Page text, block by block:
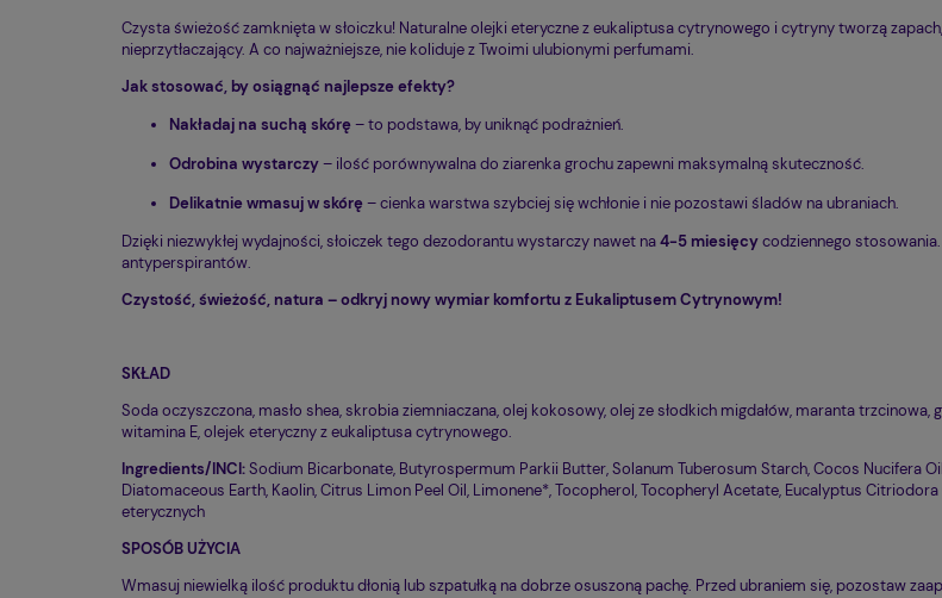
Czysta świeżość zamknięta w słoiczku! Naturalne olejki eteryczne z eukaliptusa cytrynowego i cytryny tworzą
nieprzytłaczający. A co najważniejsze, nie koliduje z Twoimi ulubionymi perfumami.
Jak stosować, by osiągnąć najlepsze efekty?
Nakładaj na suchą skórę– to podstawa, by uniknąć podrażnień.
Odrobina wystarczy– ilość porównywalna do ziarenka grochu zapewni maksymalną skuteczność.
Delikatnie wmasuj w skórę– cienka warstwa szybciej się wchłonie i nie pozostawi śladów na ubraniach.
Dzięki niezwykłej wydajności, słoiczek tego dezodorantu wystarczy nawet na4-5 miesięcycodziennego
antyperspirantów.
Czystość, świeżość, natura – odkryj nowy wymiar komfortu z Eukaliptusem Cytrynowym!
SKŁAD
Soda oczyszczona, masło shea, skrobia ziemniaczana, olej kokosowy, olej ze słodkich migdałów, maranta
witamina E, olejek eteryczny z eukaliptusa cytrynowego.
Ingredients/INCI:Sodium Bicarbonate, Butyrospermum Parkii Butter, Solanum Tuberosum Starch, Cocos Nucifera
Diatomaceous Earth, Kaolin, Citrus Limon Peel Oil, Limonene*, Tocopherol, Tocopheryl Acetate, Eucalyptus
eterycznych
SPOSÓB UŻYCIA
Wmasuj niewielką ilość produktu dłonią lub szpatułką na dobrze osuszoną pachę. Przed ubraniem się, pozostaw